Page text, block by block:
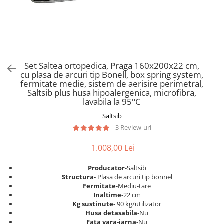
Saltele Pocket
Saltele Memory Pocket
Saltele cu plasa arcuri
Saltele cu spuma
Saltele cu spuma poliuretanica
Saltele 160x200
Saltele 180x200
Top saltele
Noptiere
Scaune pentru living
Seturi comode living si vitrine
Set mese plus scaune
Etajere Birou
Dulap birou
Birouri
Scaune pentru birou
Scaune pentru vizitatori
Scaune birou copii
Scaune resigilate
Scaune gradinita
Scaune terasa si outdoor
Set Saltea ortopedica, Praga 160x200x22 cm,
cu plasa de arcuri tip Bonell, box spring system,
fermitate medie, sistem de aerisire perimetral,
Saltsib plus husa hipoalergenica, microfibra,
lavabila la 95°C
Saltsib
3 Review-uri
1.008,00 Lei
Producator-Saltsib
Structura-Plasa de arcuri tip bonnel
Fermitate-Mediu-tare
Inaltime-22 cm
Kg sustinute- 90 kg/utilizator
Husa detasabila-Nu
Fata vara-iarna-Nu